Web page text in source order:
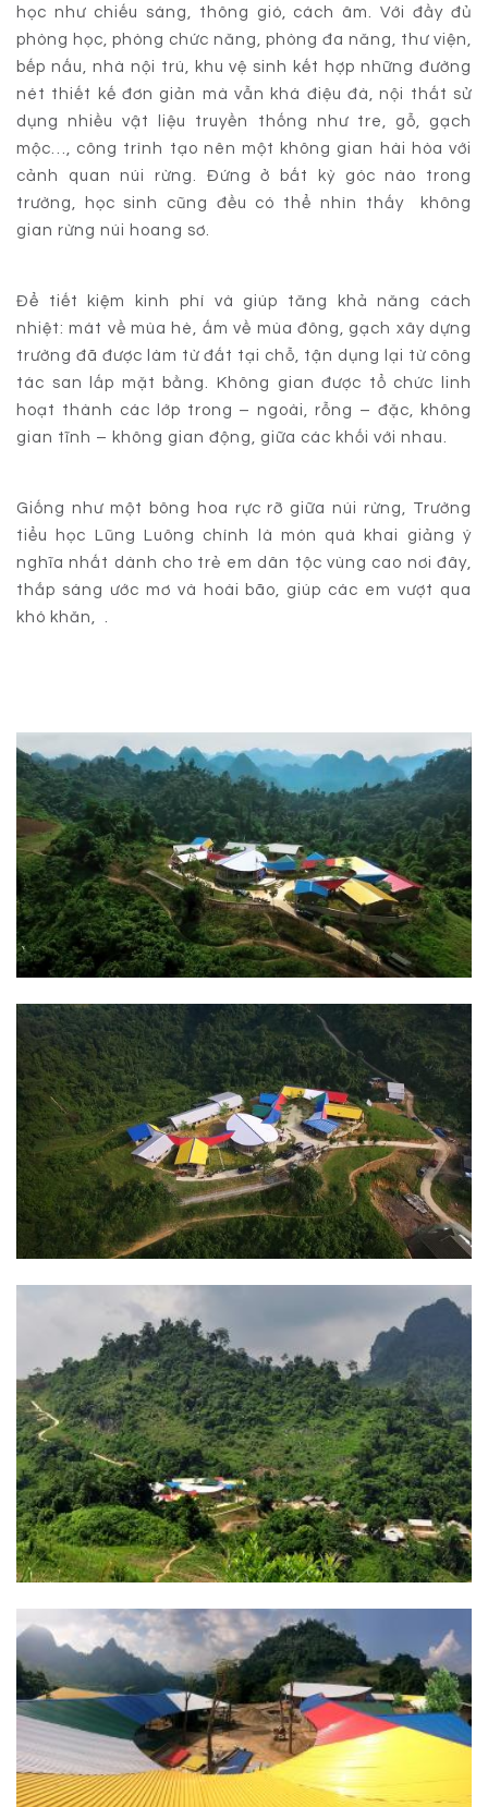
học như chiếu sáng, thông gió, cách âm. Với đầy đủ
phòng học, phòng chức năng, phòng đa năng, thư viện,
bếp nấu, nhà nội trú, khu vệ sinh kết hợp những đường
nét thiết kế đơn giản mà vẫn khá điệu đà, nội thất sử
dụng nhiều vật liệu truyền thống như tre, gỗ, gạch
mộc…, công trình tạo nên một không gian hài hòa với
cảnh quan núi rừng. Đứng ở bất kỳ góc nào trong
trường, học sinh cũng đều có thể nhìn thấy không
gian rừng núi hoang sơ.
Để tiết kiệm kinh phí và giúp tăng khả năng cách
nhiệt: mát về mùa hè, ấm về mùa đông, gạch xây dựng
trường đã được làm từ đất tại chỗ, tận dụng lại từ công
tác san lấp mặt bằng. Không gian được tổ chức linh
hoạt thành các lớp trong – ngoài, rỗng – đặc, không
gian tĩnh – không gian động, giữa các khối với nhau.
Giống như một bông hoa rực rỡ giữa núi rừng, Trường
tiểu học Lũng Luông chính là món quà khai giảng ý
nghĩa nhất dành cho trẻ em dân tộc vùng cao nơi đây,
thắp sáng ước mơ và hoài bão, giúp các em vượt qua
khó khăn, .